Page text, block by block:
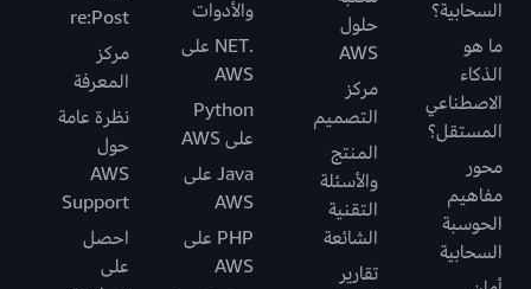
السحابية؟
ما هو
الذكاء
الاصطناعي
المستقل؟
محور
مفاهيم
الحوسبة
السحابية
حلول
AWS
مركز
التصميم
المنتج
والأسئلة
التقنية
الشائعة
تقارير
والأدوات
.NET على
AWS
Python
على AWS
Java على
AWS
PHP على
AWS
re:Post
مركز
المعرفة
نظرة عامة
حول
AWS
Support
احصل
على